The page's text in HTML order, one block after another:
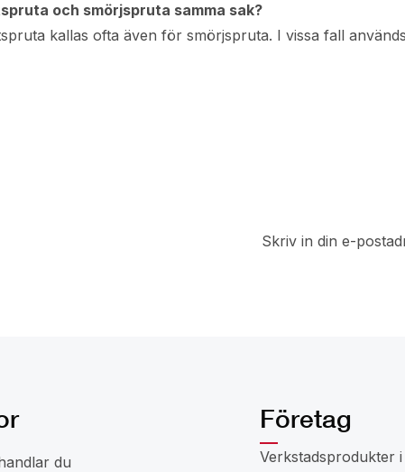
och smörjspruta samma sak?
kallas ofta även för smörjspruta. I vissa fall
du
Företag
Verkstadsprodukter